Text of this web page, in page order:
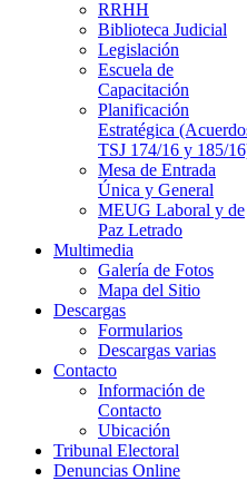
RRHH
Biblioteca Judicial
Legislación
Escuela de
Capacitación
Planificación
Estratégica
TSJ 174/16 y 185/
Mesa de Entrada
Única y General
MEUG Laboral y de
Paz Letrado
Multimedia
Galería de Fotos
Mapa del Sitio
Descargas
Formularios
Descargas varias
Contacto
Información de
Contacto
Ubicación
Tribunal Electoral
Denuncias Online